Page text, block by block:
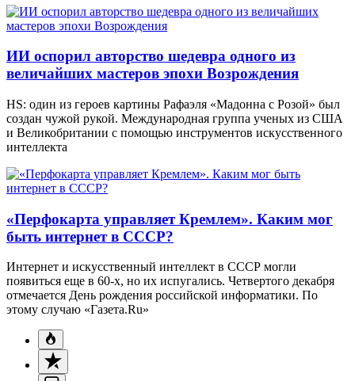
ИИ оспорил авторство шедевра одного из
величайших мастеров эпохи Возрождения
HS: один из героев картины Рафаэля «Мадонна с Розой» был
создан чужой рукой. Международная группа ученых из США
и Великобритании с помощью инструментов искусственного
интеллекта
«Перфокарта управляет Кремлем». Каким мог
быть интернет в СССР?
Интернет и искусственный интеллект в СССР могли
появиться еще в 60-х, но их испугались. Четвертого декабря
отмечается День рождения российской информатики. По
этому случаю «Газета.Ru»